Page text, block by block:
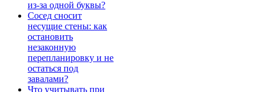
из-за одной буквы?
Сосед сносит
несущие стены: как
остановить
незаконную
перепланировку и не
остаться под
завалами?
Что учитывать при